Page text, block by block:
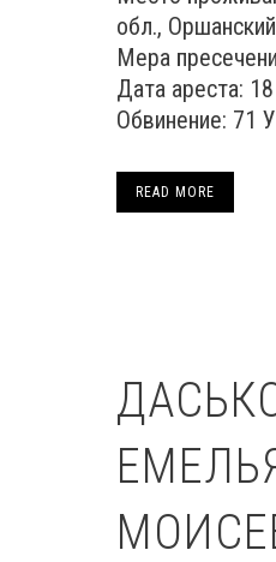
обл.,
Мера
Дата ареста:
Обвинение: 71
READ MORE